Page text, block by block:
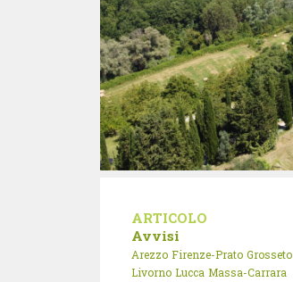
ARTICOLO
Avvisi
Arezzo Firenze-Prato Grosseto
Livorno Lucca Massa-Carrara